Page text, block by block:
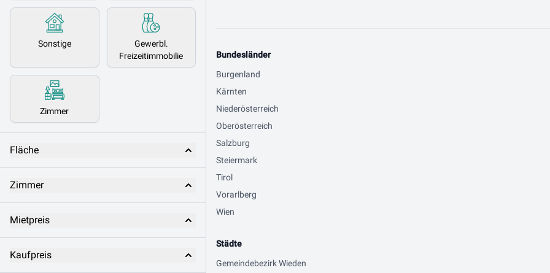
Sonstige
Gewerbl.
Freizeitimmobilie
Zimmer
Fläche
Zimmer
Mietpreis
Kaufpreis
Bundesländer
Burgenland
Kärnten
Niederösterreich
Oberösterreich
Salzburg
Steiermark
Tirol
Vorarlberg
Wien
Städte
Gemeindebezirk Wieden